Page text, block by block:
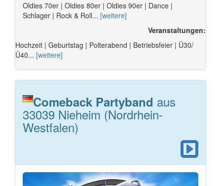
Oldies 70er | Oldies 80er | Oldies 90er | Dance |
Schlager | Rock & Roll... [weitere]
Veranstaltungen:
Hochzeit | Geburtstag | Polterabend | Betriebsfeier | Ü30/
Ü40... [weitere]
Comeback Partyband aus
33039 Nieheim (Nordrhein-
Westfalen)